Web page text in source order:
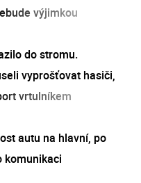
výjimkou
do stromu.
vyprošťovat hasiči,
vrtulníkem
autu na hlavní, po
komunikaci